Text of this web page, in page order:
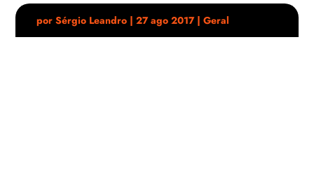
porSérgio Leandro |27 ago 2017|Geral